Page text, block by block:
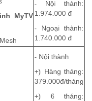
MyTV
- Nội thành:
1.974.000 đ
- Ngoại thành:
1.740.000 đ
- Nội thành
+) Hàng tháng:
379.000đ/tháng
+) 6 tháng: